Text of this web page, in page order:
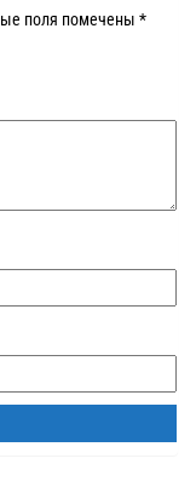
поля помечены *